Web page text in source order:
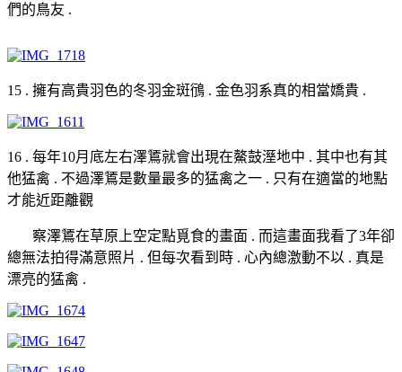
們的鳥友 .
15 . 擁有高貴羽色的冬羽金斑鴴 . 金色羽系真的相當嬌貴 .
16 . 每年10月底左右澤鵟就會出現在鰲鼓溼地中 . 其中也有其
他猛禽 . 不過澤鵟是數量最多的猛禽之一 . 只有在適當的地點
才能近距離觀
察澤鵟在草原上空定點覓食的畫面 . 而這畫面我看了3年卻
總無法拍得滿意照片 . 但每次看到時 . 心內總激動不以 . 真是
漂亮的猛禽 .